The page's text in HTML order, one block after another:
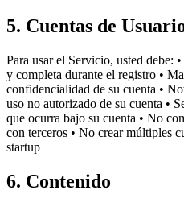
5. Cuentas de
Para usar el Servicio, usted debe:
y completa durante el registro •
confidencialidad de su cuenta •
uso no autorizado de su cuenta •
que ocurra bajo su cuenta • No
con terceros • No crear múltiples
startup
6. Contenido